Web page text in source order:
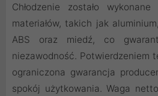
Chłodzenie zostało
materiałów, takich jak
ABS oraz miedź, co
niezawodność. Potwierdzeniem
ograniczona gwarancja
spokój użytkowania. Waga